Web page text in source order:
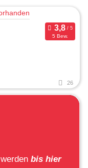
5 Bew.
26
werden bis hier